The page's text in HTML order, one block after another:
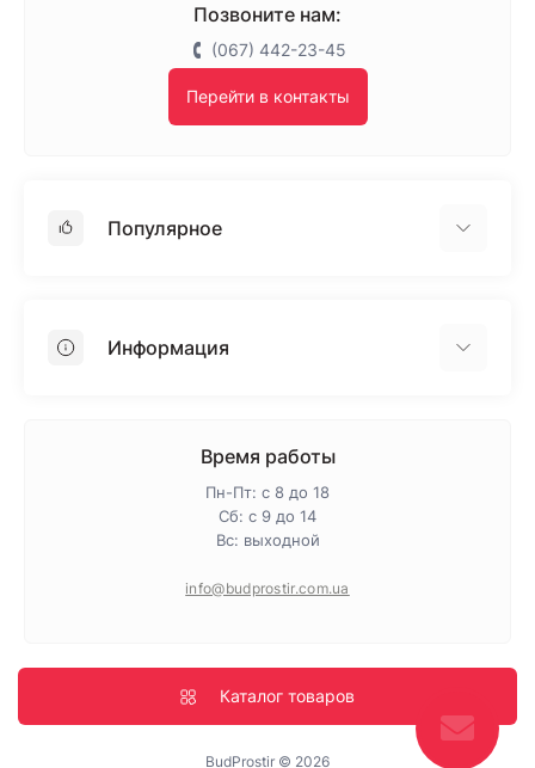
Позвоните нам:
(067) 442-23-45
Перейти в контакты
Популярное
ПенопластИнформация
Политика конфиденциальности
Время работы
Пн-Пт: с 8 до 18
Сб: с 9 до 14
Вс: выходной
info@budprostir.com.ua
Каталог товаров
BudProstir © 2026